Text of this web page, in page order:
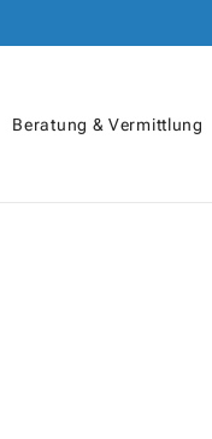
Beratung & Vermittlung